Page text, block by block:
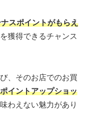
スポイントがもらえ
獲得できるチャンス
、そのお店でのお買
イントアップショッ
わえない魅力があり